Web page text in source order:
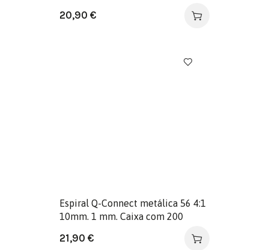
20,90 €
Espiral Q-Connect metálica 56 4:1
10mm. 1 mm. Caixa com 200
21,90 €